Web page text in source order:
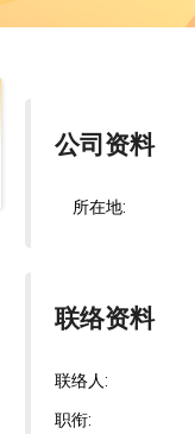
公司资料
所在地:
联络资料
联络人:
职衔: